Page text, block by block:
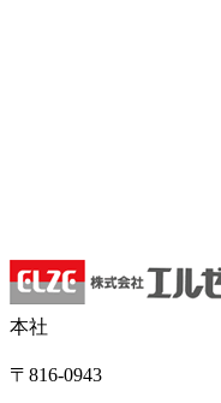
本社
〒816-0943